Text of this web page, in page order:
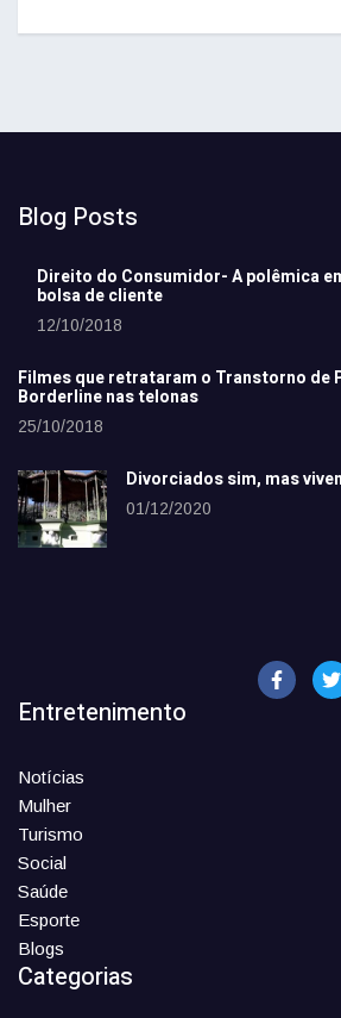
Blog Posts
Direito do Consumidor- A polêmica
bolsa de cliente
12/10/2018
Filmes que retrataram o Transtorno de
Borderline nas telonas
25/10/2018
Divorciados sim, mas
01/12/2020
Entretenimento
Notícias
Mulher
Turismo
Social
Saúde
Esporte
Blogs
Categorias